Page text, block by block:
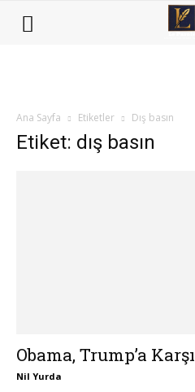
Ana Sayfa Etiketler Dış basın
Etiket: dış basın
Obama, Trump’a Karşı
Nil Yurda